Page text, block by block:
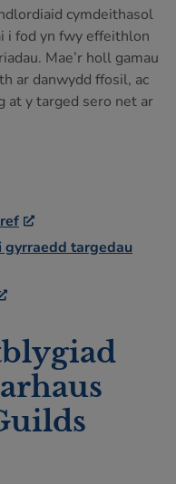
cymdeithasol
i fod yn fwy effeithlon
Mae’r holl gamau
ar danwydd ffosil, ac
at y targed sero net ar
targedau